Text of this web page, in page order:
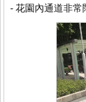
- 花園內通道非常